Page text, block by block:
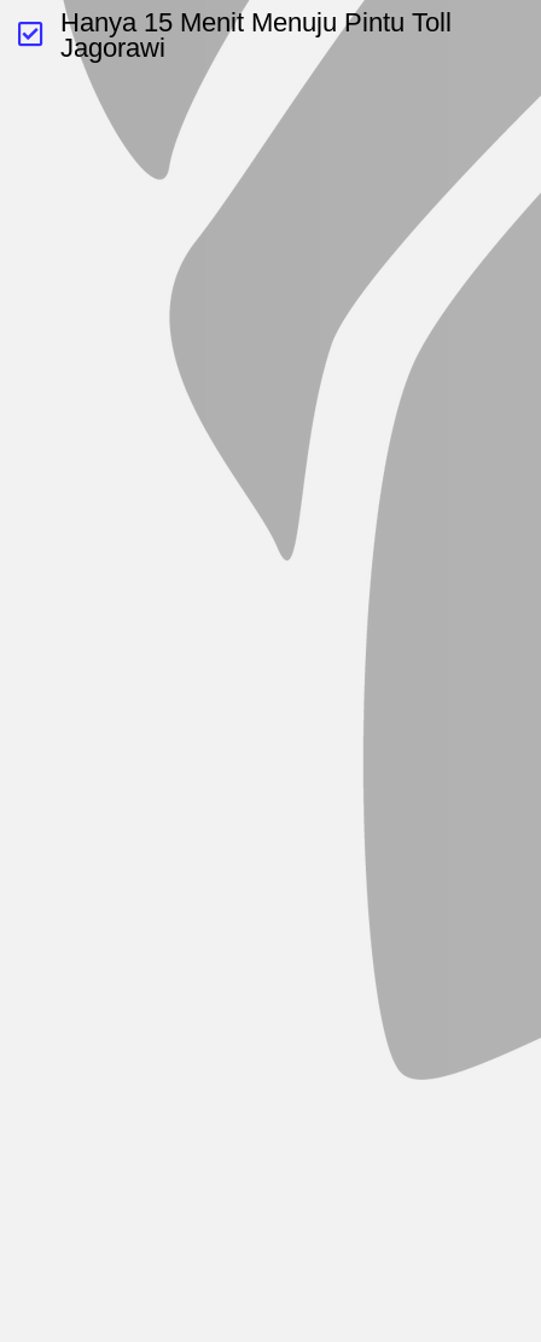
Hanya 15 Menit Menuju Pintu Toll
Jagorawi